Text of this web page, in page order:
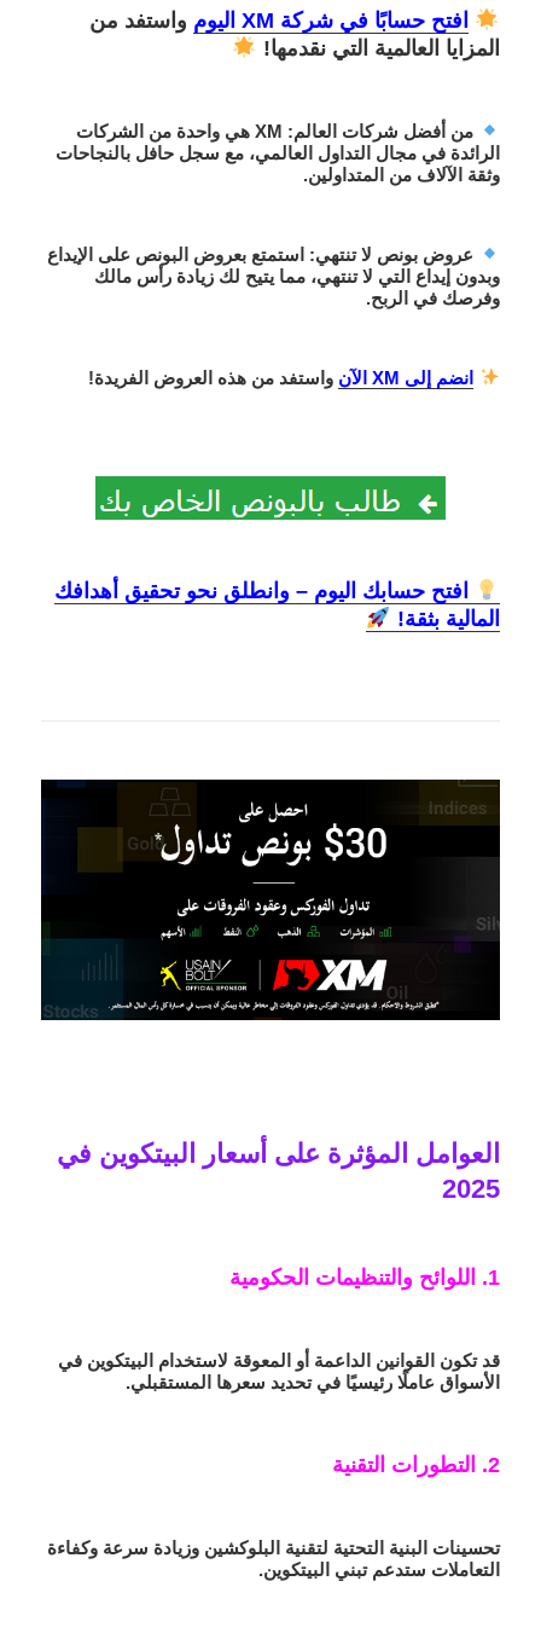
افتح حسابًا في شركة XM اليوم
واستفد من
المزايا العالمية التي نقدمها!
من أفضل شركات العالم
: XM هي واحدة من الشركات
الرائدة في مجال التداول العالمي، مع سجل حافل بالنجاحات
وثقة الآلاف من المتداولين.
عروض بونص لا تنتهي: استمتع بعروض البونص على الإيداع
وبدون إيداع التي لا تنتهي، مما يتيح لك زيادة رأس مالك
وفرصك في الربح.
انضم إلى XM الآن واستفد من هذه العروض الفريدة!
افتح حسابك اليوم – وانطلق نحو تحقيق أهدافك
المالية بثقة!
العوامل المؤثرة على أسعار البيتكوين في
2025
1. اللوائح والتنظيمات الحكومية
قد تكون القوانين الداعمة أو المعوقة لاستخدام البيتكوين في
الأسواق عاملًا رئيسيًا في تحديد سعرها المستقبلي.
2. التطورات التقنية
تحسينات البنية التحتية لتقنية البلوكشين وزيادة سرعة وكفاءة
التعاملات ستدعم تبني البيتكوين.